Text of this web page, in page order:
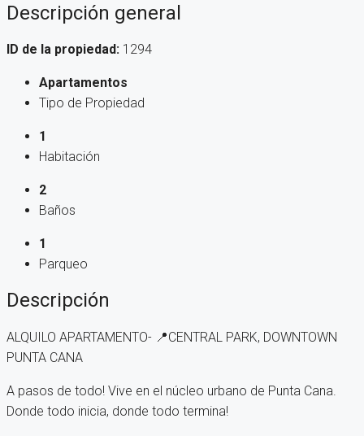
Descripción general
ID de la propiedad: 1294
Apartamentos
Tipo de Propiedad
1
Habitación
2
Baños
1
Parqueo
Descripción
ALQUILO APARTAMENTO- 📍CENTRAL PARK, DOWNTOWN
PUNTA CANA
A pasos de todo! Vive en el núcleo urbano de Punta Cana.
Donde todo inicia, donde todo termina!